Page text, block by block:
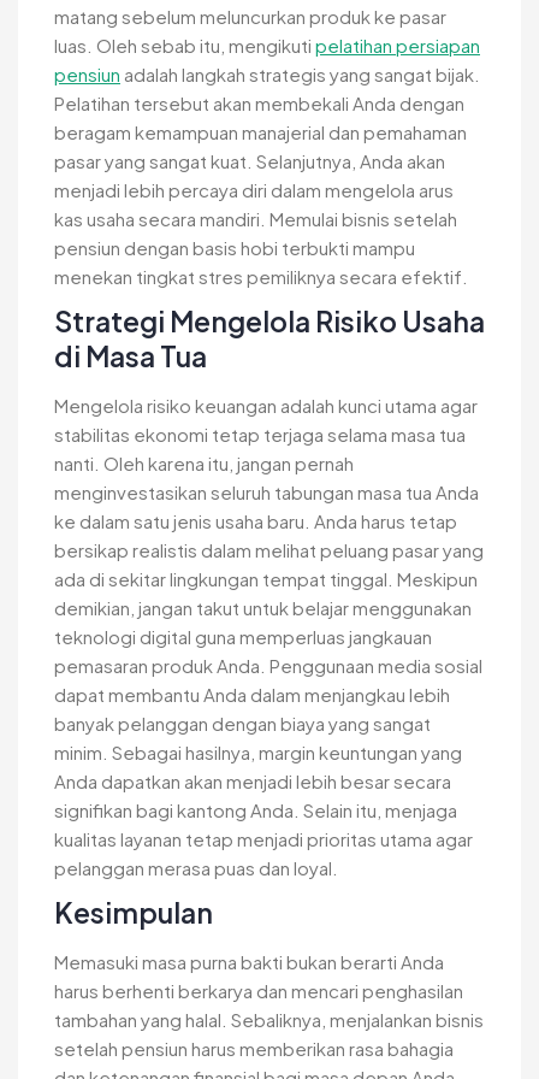
matang sebelum meluncurkan produk ke pasar
luas. Oleh sebab itu, mengikuti pelatihan persiapan
pensiun adalah langkah strategis yang sangat bijak.
Pelatihan tersebut akan membekali Anda dengan
beragam kemampuan manajerial dan pemahaman
pasar yang sangat kuat. Selanjutnya, Anda akan
menjadi lebih percaya diri dalam mengelola arus
kas usaha secara mandiri. Memulai bisnis setelah
pensiun dengan basis hobi terbukti mampu
menekan tingkat stres pemiliknya secara efektif.
Strategi Mengelola Risiko Usaha
di Masa Tua
Mengelola risiko keuangan adalah kunci utama agar
stabilitas ekonomi tetap terjaga selama masa tua
nanti. Oleh karena itu, jangan pernah
menginvestasikan seluruh tabungan masa tua Anda
ke dalam satu jenis usaha baru. Anda harus tetap
bersikap realistis dalam melihat peluang pasar yang
ada di sekitar lingkungan tempat tinggal. Meskipun
demikian, jangan takut untuk belajar menggunakan
teknologi digital guna memperluas jangkauan
pemasaran produk Anda. Penggunaan media sosial
dapat membantu Anda dalam menjangkau lebih
banyak pelanggan dengan biaya yang sangat
minim. Sebagai hasilnya, margin keuntungan yang
Anda dapatkan akan menjadi lebih besar secara
signifikan bagi kantong Anda. Selain itu, menjaga
kualitas layanan tetap menjadi prioritas utama agar
pelanggan merasa puas dan loyal.
Kesimpulan
Memasuki masa purna bakti bukan berarti Anda
harus berhenti berkarya dan mencari penghasilan
tambahan yang halal. Sebaliknya, menjalankan bisnis
setelah pensiun harus memberikan rasa bahagia